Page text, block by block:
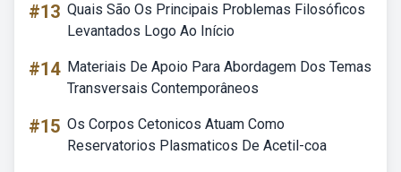
#13 Quais São Os Principais Problemas Filosóficos
Levantados Logo Ao Início
#14 Materiais De Apoio Para Abordagem Dos Temas
Transversais Contemporâneos
#15 Os Corpos Cetonicos Atuam Como
Reservatorios Plasmaticos De Acetil-coa